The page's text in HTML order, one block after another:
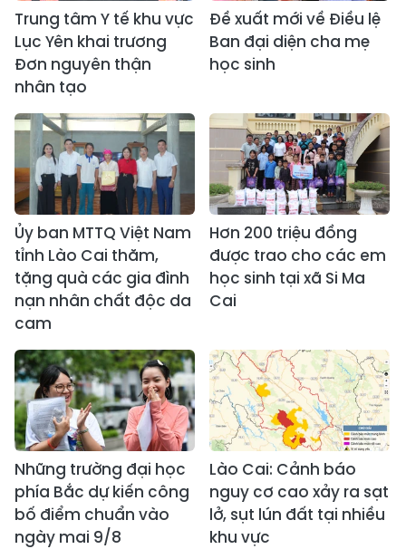
Trung tâm Y tế khu vực
Lục Yên khai trương
Đơn nguyên thận
nhân tạo
Đề xuất mới về Điều lệ
Ban đại diện cha mẹ
học sinh
Ủy ban MTTQ Việt Nam
tỉnh Lào Cai thăm,
tặng quà các gia đình
nạn nhân chất độc da
cam
Hơn 200 triệu đồng
được trao cho các em
học sinh tại xã Si Ma
Cai
Những trường đại học
phía Bắc dự kiến công
bố điểm chuẩn vào
ngày mai 9/8
Lào Cai: Cảnh báo
nguy cơ cao xảy ra sạt
lở, sụt lún đất tại nhiều
khu vực